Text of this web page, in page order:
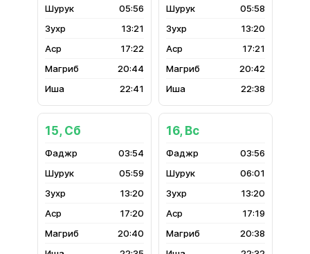
05:56
13:21
17:22
20:44
22:41
05:58
13:20
17:21
20:42
22:38
15, Сб
03:54
05:59
13:20
17:20
20:40
16, Вс
03:56
06:01
13:20
17:19
20:38